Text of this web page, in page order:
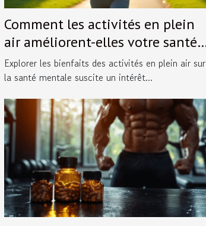
Comment les activités en plein
air améliorent-elles votre santé
mentale ?
Explorer les bienfaits des activités en plein air sur
la santé mentale suscite un intérêt...